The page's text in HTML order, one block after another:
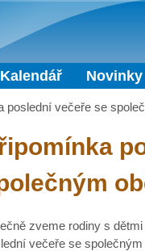
Kalendář Novinky
poslední večeře se
zveme rodiny s
večeře se